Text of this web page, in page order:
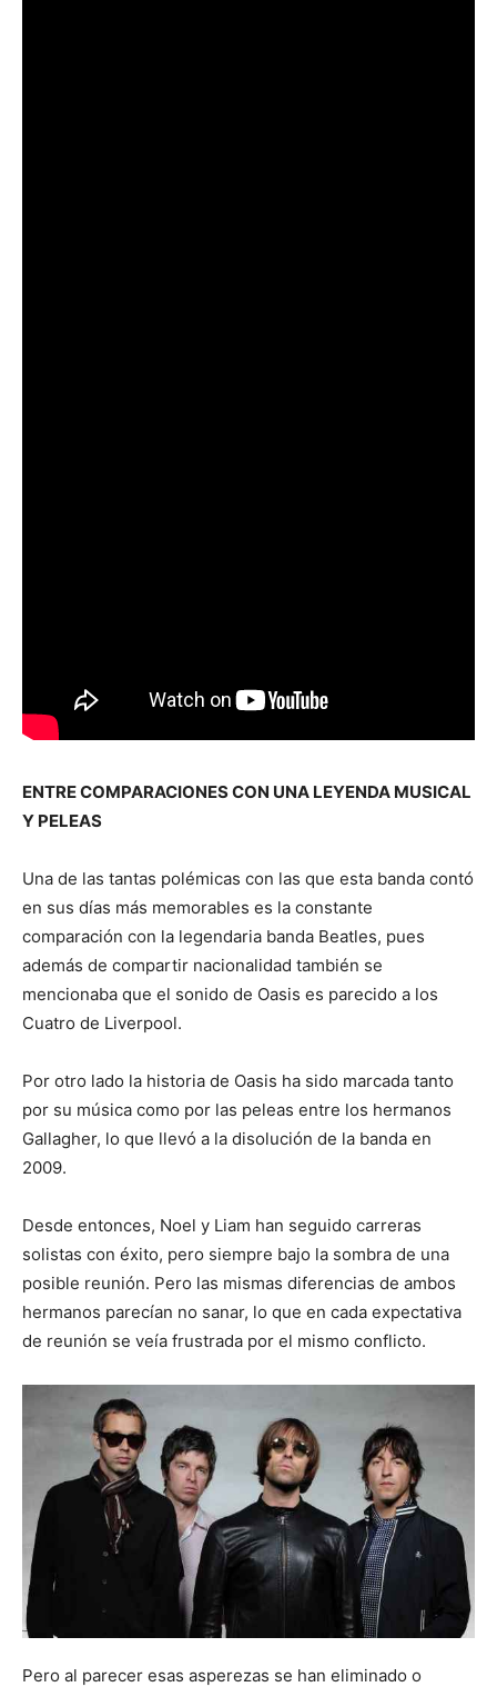
ENTRE COMPARACIONES CON UNA LEYENDA MUSICAL
Y PELEAS
Una de las tantas polémicas con las que esta banda contó
en sus días más memorables es la constante
comparación con la legendaria banda Beatles, pues
además de compartir nacionalidad también se
mencionaba que el sonido de Oasis es parecido a los
Cuatro de Liverpool.
Por otro lado la historia de Oasis ha sido marcada tanto
por su música como por las peleas entre los hermanos
Gallagher, lo que llevó a la disolución de la banda en
2009.
Desde entonces, Noel y Liam han seguido carreras
solistas con éxito, pero siempre bajo la sombra de una
posible reunión. Pero las mismas diferencias de ambos
hermanos parecían no sanar, lo que en cada expectativa
de reunión se veía frustrada por el mismo conflicto.
Pero al parecer esas asperezas se han eliminado o